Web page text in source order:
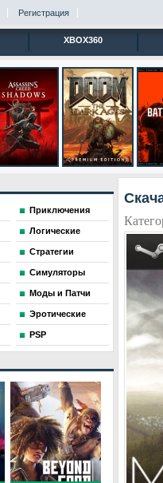
Регистрация
XBOX360
Приключения
Логические
Стратегии
Симуляторы
Моды и Патчи
Эротические
PSP